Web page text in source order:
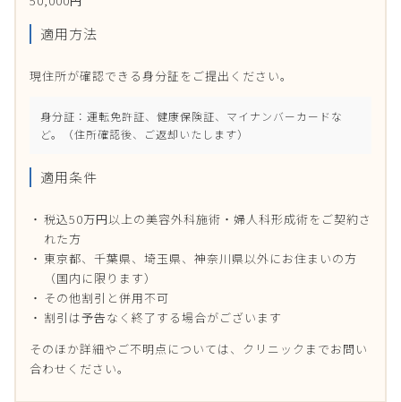
適用方法
現住所が確認できる身分証をご提出ください。
身分証：運転免許証、健康保険証、マイナンバーカードな
ど。（住所確認後、ご返却いたします）
適用条件
税込50万円以上の美容外科施術・婦人科形成術をご契約さ
れた方
東京都、千葉県、埼玉県、神奈川県以外にお住まいの方
（国内に限ります）
その他割引と併用不可
割引は予告なく終了する場合がございます
そのほか詳細やご不明点については、クリニックまでお問い
合わせください。